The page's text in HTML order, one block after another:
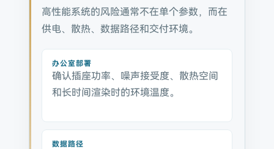
高性能系统的风险通常不在单个参数，而在
供电、散热、数据路径和交付环境。
办公室部署
确认插座功率、噪声接受度、散热空间
和长时间渲染时的环境温度。
数据路径